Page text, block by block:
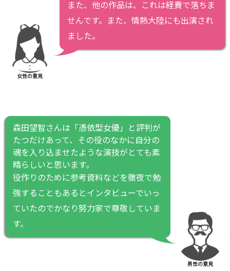
女性の意見
また、他の作品は、これは経費で落ちま
せんです。また、情熱大陸にも出演され
ました。
森田望智さんは「憑依型女優」と評判が
たつだけあって、その役のなかに自分の
魂を入り込ませたような演技がとても素
晴らしいと思います。
役作りのために参考資料などを徹夜で勉
強することもあるとインタビューでいっ
ていたのでかなり努力家で尊敬していま
す。
男性の意見